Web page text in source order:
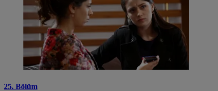
25. Bölüm